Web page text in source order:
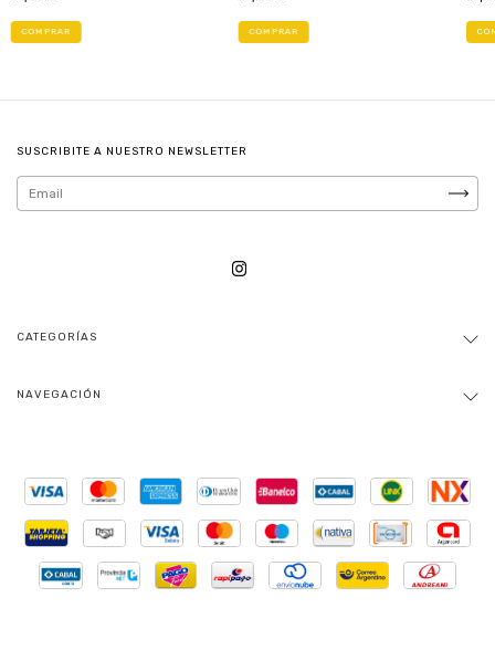
COMPRAR COMPRAR
SUSCRIBITE A NUESTRO NEWSLETTER
CATEGORÍAS
NAVEGACIÓN